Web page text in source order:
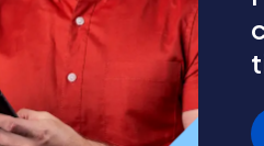
crear y usar
una tienda
online